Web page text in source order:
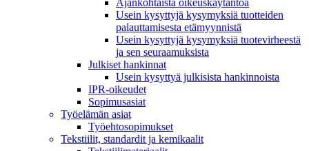
Ajankohtaista oikeuskäytäntöä
Usein kysyttyjä kysymyksiä tuotteiden
palauttamisesta etämyynnistä
Usein kysyttyjä kysymyksiä tuotevirheestä
ja sen seuraamuksista
Julkiset hankinnat
Usein kysyttyä julkisista hankinnoista
IPR-oikeudet
Sopimusasiat
Työelämän asiat
Työehto­sopimukset
Tekstiilit, standardit ja kemikaalit